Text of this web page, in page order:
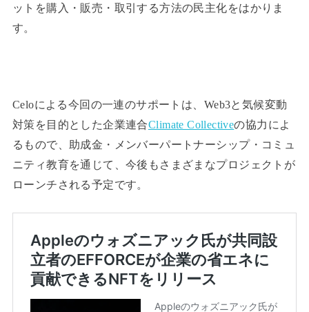
ットを購入・販売・取引する方法の民主化をはかりま
す。
Celoによる今回の一連のサポートは、Web3と気候変動
対策を目的とした企業連合Climate Collectiveの協力によ
るもので、助成金・メンバーパートナーシップ・コミュ
ニティ教育を通じて、今後もさまざまなプロジェクトが
ローンチされる予定です。